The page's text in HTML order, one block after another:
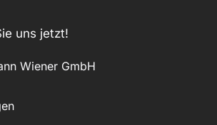
uns jetzt!
Wiener GmbH